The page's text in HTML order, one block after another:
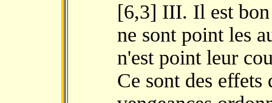
[6,3] III. Il est bon
ne sont point les
n'est point leur
Ce sont des effets